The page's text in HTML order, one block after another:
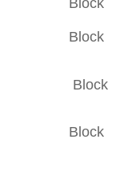
Block
Block
Block